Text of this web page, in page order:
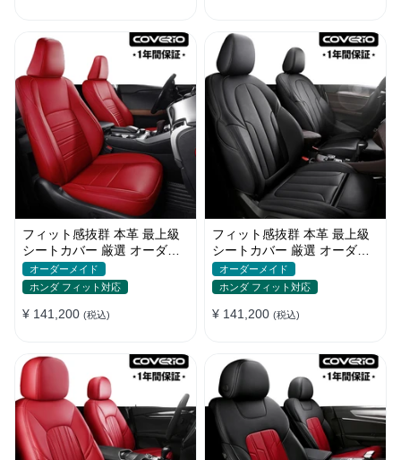
フィット感抜群 本革 最上級
シートカバー 厳選 オーダー
メイド 防水 雰囲気 全席セッ
ト
オーダーメイド
ホンダ フィット対応
¥ 141,200 (税込)
フィット感抜群 本革 最上級
シートカバー 厳選 オーダー
メイド 防水 雰囲気 全席セッ
ト
オーダーメイド
ホンダ フィット対応
¥ 141,200 (税込)